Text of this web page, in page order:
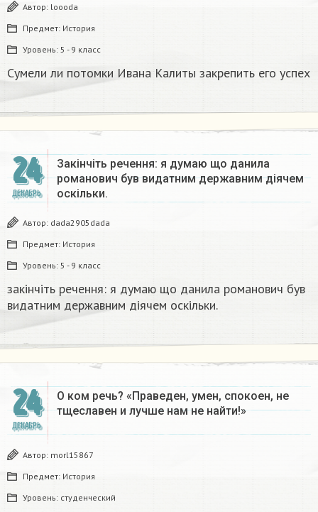
Автор: loooda
Предмет: История
Уровень: 5 - 9 класс
Сумели ли потомки Ивана Калиты закрепить его успех
24
ДЕКАБРЬ
Закінчіть речення: я думаю що данила
романович був видатним державним діячем
оскільки.
Автор: dada2905dada
Предмет: История
Уровень: 5 - 9 класс
закінчіть речення: я думаю що данила романович був
видатним державним діячем оскільки.
24
ДЕКАБРЬ
О ком речь? «Праведен, умен, спокоен, не
тщеславен и лучше нам не найти!»
Автор: morl15867
Предмет: История
Уровень: студенческий